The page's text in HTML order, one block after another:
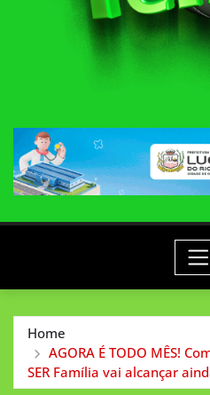
Home
AGORA É TODO MÊS!
SER Família vai alcançar